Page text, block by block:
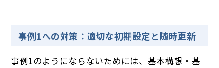
事例1への対策：適切な初期設定と随時更新
事例1のようにならないためには、基本構想・基